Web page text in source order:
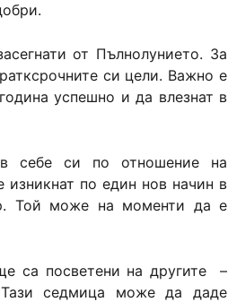
от Пълнолунието. За
си цели. Важно е
успешно и да влезнат в
себе си по отношение на
изникнат по един нов начин в
Той може на моменти да е
са посветени на другите –
седмица може да даде